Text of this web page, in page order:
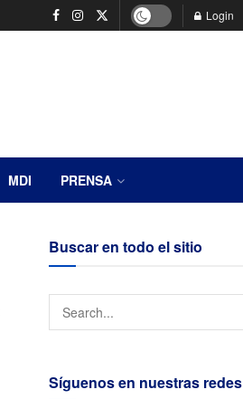
Login
MDI PRENSA
Buscar en todo el sitio
Síguenos en nuestras redes